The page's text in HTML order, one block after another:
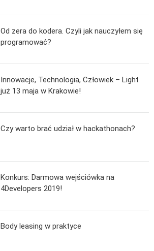
Pascal
.htaccess
HTML 5
Django
KONTROLA WERSJI
Git
Od zera do kodera. Czyli jak nauczyłem się
programować?
Innowacje, Technologia, Człowiek – Light
już 13 maja w Krakowie!
Czy warto brać udział w hackathonach?
Konkurs: Darmowa wejściówka na
4Developers 2019!
Body leasing w praktyce